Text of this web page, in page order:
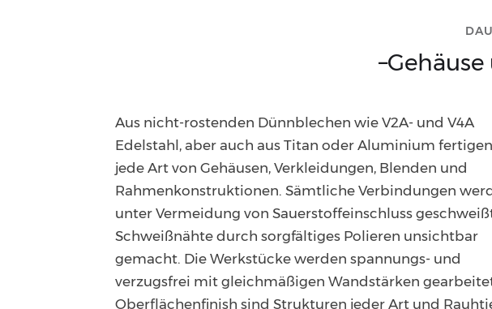
–
Aus nicht-rostenden Dünnblechen wie V2A- und V4A
Edelstahl, aber auch aus Titan oder Aluminium
jede Art von Gehäusen, Verkleidungen, Blenden und
Rahmen­konstruktionen. Sämtliche Verbindungen
unter Vermeidung von Sauerstoff­einschluss
Schweißnähte durch sorgfältiges Polieren unsichtbar
gemacht. Die Werkstücke werden spannungs- und
verzugsfrei mit gleichmäßigen Wand­stärken
Oberflächenfinish sind Strukturen jeder Art und